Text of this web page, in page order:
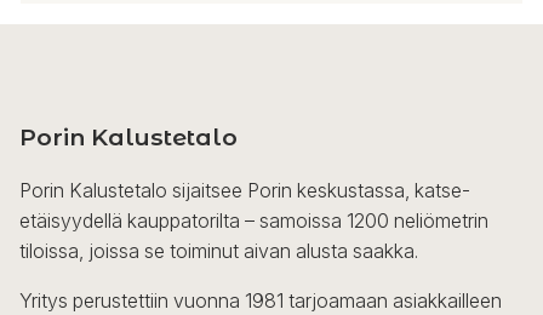
muunnelma.
tehdä
valinnat
tuotteen
sivulla.
Porin Kalustetalo
Porin Kalustetalo sijaitsee Porin keskustassa, katse-
etäisyydellä kauppatorilta – samoissa 1200 neliömetrin
tiloissa, joissa se toiminut aivan alusta saakka.
Yritys perustettiin vuonna 1981 tarjoamaan asiakkailleen